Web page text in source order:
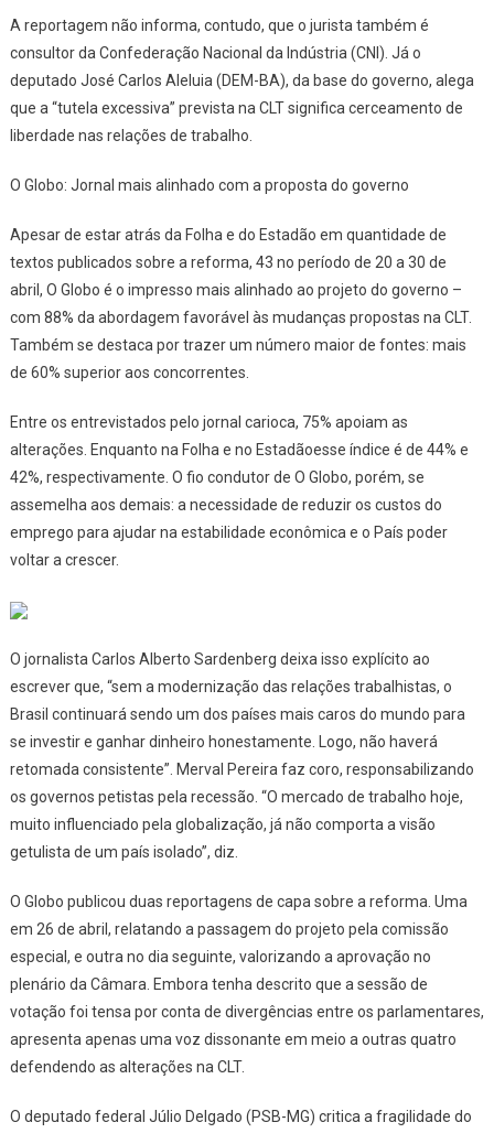
A reportagem não informa, contudo, que o jurista também é
consultor da Confederação Nacional da Indústria (CNI). Já o
deputado José Carlos Aleluia (DEM-BA), da base do governo, alega
que a “tutela excessiva” prevista na CLT significa cerceamento de
liberdade nas relações de trabalho.
O Globo: Jornal mais alinhado com a proposta do governo
Apesar de estar atrás da Folha e do Estadão em quantidade de
textos publicados sobre a reforma, 43 no período de 20 a 30 de
abril, O Globo é o impresso mais alinhado ao projeto do governo –
com 88% da abordagem favorável às mudanças propostas na CLT.
Também se destaca por trazer um número maior de fontes: mais
de 60% superior aos concorrentes.
Entre os entrevistados pelo jornal carioca, 75% apoiam as
alterações. Enquanto na Folha e no Estadãoesse índice é de 44% e
42%, respectivamente. O fio condutor de O Globo, porém, se
assemelha aos demais: a necessidade de reduzir os custos do
emprego para ajudar na estabilidade econômica e o País poder
voltar a crescer.
O jornalista Carlos Alberto Sardenberg deixa isso explícito ao
escrever que, “sem a modernização das relações trabalhistas, o
Brasil continuará sendo um dos países mais caros do mundo para
se investir e ganhar dinheiro honestamente. Logo, não haverá
retomada consistente”. Merval Pereira faz coro, responsabilizando
os governos petistas pela recessão. “O mercado de trabalho hoje,
muito influenciado pela globalização, já não comporta a visão
getulista de um país isolado”, diz.
O Globo publicou duas reportagens de capa sobre a reforma. Uma
em 26 de abril, relatando a passagem do projeto pela comissão
especial, e outra no dia seguinte, valorizando a aprovação no
plenário da Câmara. Embora tenha descrito que a sessão de
votação foi tensa por conta de divergências entre os parlamentares,
apresenta apenas uma voz dissonante em meio a outras quatro
defendendo as alterações na CLT.
O deputado federal Júlio Delgado (PSB-MG) critica a fragilidade do